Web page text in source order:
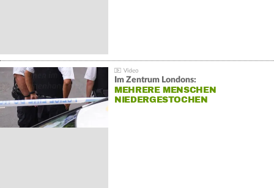
Im Zentrum Londons:
MEHRERE MENSCHEN
NIEDERGESTOCHEN